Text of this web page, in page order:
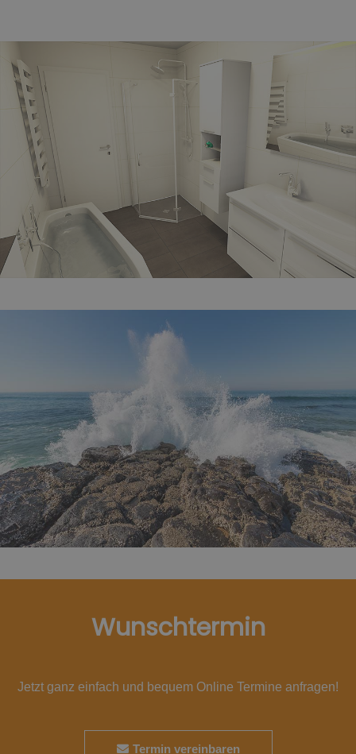
Wunschtermin
Jetzt ganz einfach und bequem Online Termine anfragen!
Termin vereinbaren